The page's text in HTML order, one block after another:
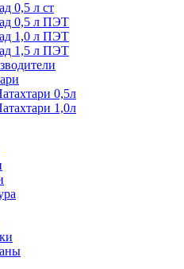
0,5 л ст
0,5 л ПЭТ
1,0 л ПЭТ
1,5 л ПЭТ
0,5л
1,0л